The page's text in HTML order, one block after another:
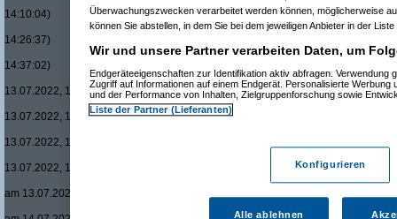
14:10:04)
Re(10): Conrad sperrt Fillialen in AT zu (bis auf
14:26:37)
Re(11): Conrad sperrt Fillialen in AT zu (bis auf
14:37:02)
Re(12): Conrad sperrt Fillialen in AT zu (bis
13.07.2022, 14:45:01)
Re(13): Conrad sperrt Fillialen in AT zu
13.07.2022, 15:12:05)
13.07.2022, 16:15:24)
13.07.2022, 17:41:36)
Re(16): Conrad sperrt Fillialen in
am 13.07.2022, 23:32:14)
Überwachungszwecken verarbeitet werden können, möglicherweise
können Sie abstellen, in dem Sie bei dem jeweiligen Anbieter in der
Wir und unsere Partner verarbeiten Daten, um
Endgeräteeigenschaften zur Identifikation aktiv abfragen. Verwendung
Zugriff auf Informationen auf einem Endgerät. Personalisierte Werbung
und der Performance von Inhalten, Zielgruppenforschung sowie
Liste der Partner (Lieferanten)
Konfigurieren
Alle ablehnen